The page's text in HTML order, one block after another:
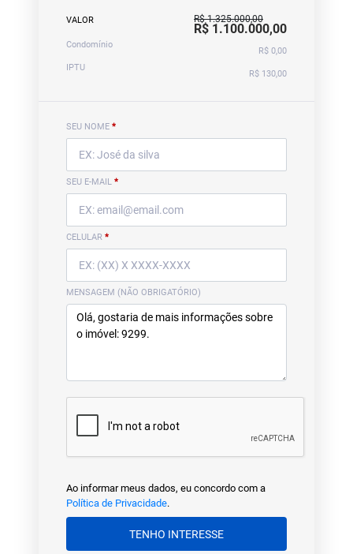
VALOR R$ 1.325.000,00
R$ 1.100.000,00
Condomínio
R$ 0,00
IPTU
R$ 130,00
SEU NOME *
SEU E-MAIL *
CELULAR *
MENSAGEM (NÃO OBRIGATÓRIO)
Ao informar meus dados, eu concordo com a
Política de Privacidade.
TENHO INTERESSE